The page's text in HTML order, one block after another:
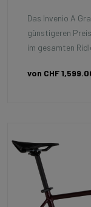
Das Invenio A
günstigeren
im gesamten
von CHF